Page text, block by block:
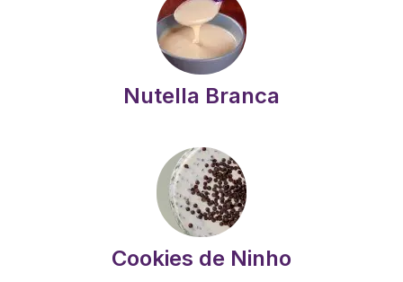
Nutella Branca
Cookies de Ninho